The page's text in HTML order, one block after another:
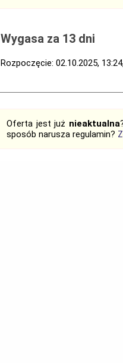
Wygasa za 13 dni
Rozpoczęcie: 02.10.2025,
Oferta jest już nieaktualna
sposób narusza regulamin?